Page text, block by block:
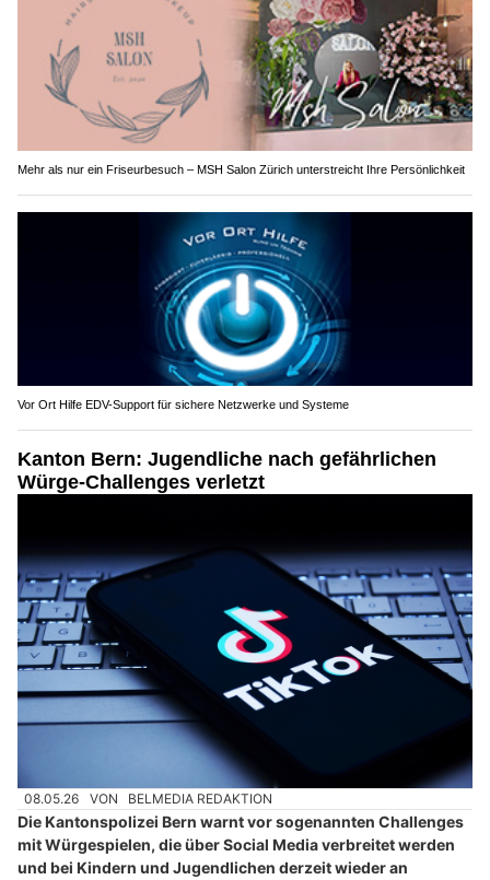
Mehr als nur ein Friseurbesuch – MSH Salon Zürich unterstreicht Ihre Persönlichkeit
Vor Ort Hilfe EDV-Support für sichere Netzwerke und Systeme
Kanton Bern: Jugendliche nach gefährlichen
Würge-Challenges verletzt
08.05.26 VON BELMEDIA REDAKTION
Die Kantonspolizei Bern warnt vor sogenannten Challenges
mit Würgespielen, die über Social Media verbreitet werden
und bei Kindern und Jugendlichen derzeit wieder an